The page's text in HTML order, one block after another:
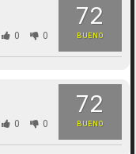
72
BUENO
0 0
72
BUENO
0 0